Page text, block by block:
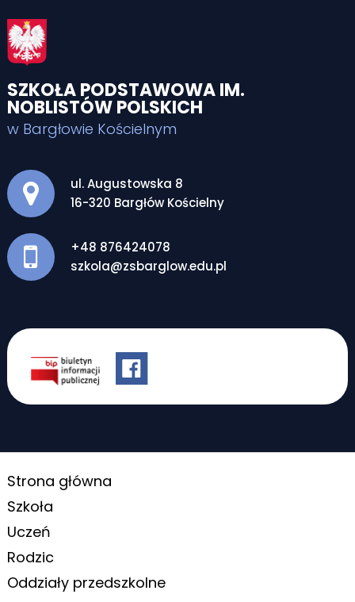
SZKOŁA PODSTAWOWA IM.
NOBLISTÓW POLSKICH
w Bargłowie Kościelnym
Adres pocztowy:
ul. Augustowska 8
16-320 Bargłów Kościelny
+48 876424078
szkola@zsbarglow.edu.pl
Strona główna
Szkoła
Uczeń
Rodzic
Oddziały przedszkolne